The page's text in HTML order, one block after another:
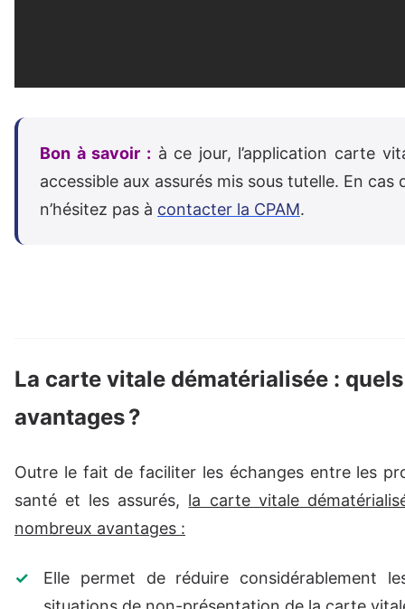
Bon à savoir : à ce jour, l’application carte
accessible aux assurés mis sous tutelle. En cas
n’hésitez pas à contacter la CPAM.
La carte vitale dématérialisée :
avantages ?
Outre le fait de faciliter les échanges entre les
santé et les assurés, la carte vitale
nombreux avantages :
Elle permet de réduire considérablement